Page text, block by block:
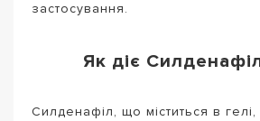
застосування.
Як діє
Силденафіл, що міститься в